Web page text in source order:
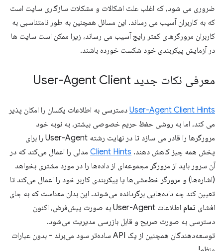
ضروری می شود، که اغلب علت اشکالات و مشکلات سازگاری سایت است
که به کاربران آسیب می رساند. این مسائل همچنین به طور نامتناسبی به
کاربران مرورگرهای کمتر رایج آسیب می رساند، زیرا ممکن است سایت ها
در آزمایش پیکربندی خود شکست خورده باشند.
معرفی نکات جدید User-Agent Client
User-Agent Client Hints دسترسی به اطلاعات یکسان را امکان پذیر
می کند، اما به روشی حفظ حریم خصوصی بیشتر، به نوبه خود
مرورگرها را قادر می سازد تا در نهایت رشته User-Agent را برای
پخش همه چیز کاهش دهند. Client Hints مدلی را اعمال می‌کند که در
آن سرور باید از مرورگر مجموعه‌ای از داده‌ها را در مورد مشتری بخواهد
(اشاره‌ها) و مرورگر خط‌مشی‌ها یا پیکربندی کاربر خود را اعمال می‌کند تا
تعیین کند چه داده‌هایی برگردانده می‌شوند. این بدان معناست که به جای
افشای تمام
اطلاعات User-Agent به صورت پیش‌فرض، اکنون
دسترسی به صورت صریح و قابل بازرسی مدیریت می‌شود.
توسعه‌دهندگان همچنین از یک API ساده‌تر سود می‌برند - بدون عبارات